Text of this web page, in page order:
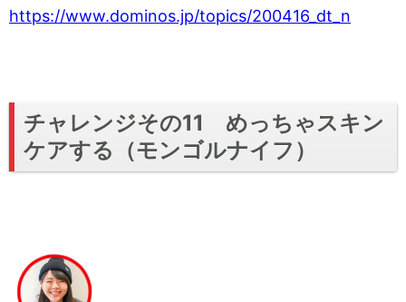
https://www.dominos.jp/topics/200416_dt_n
チャレンジその11 めっちゃスキン
ケアする（モンゴルナイフ）